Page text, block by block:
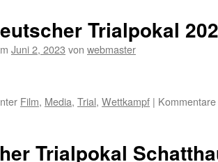
Trialpokal
Juni 2, 2023 von webmaster
Film, Media, Trial, Wettkampf |
Trialpokal